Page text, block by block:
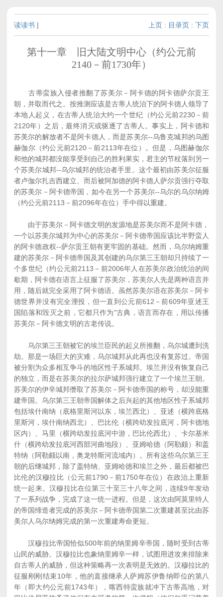
读读书 | 上页 : 目录页 : 下页
第十一章 旧大陆文明中心（约公元前
2140－前1730年）
古蒂蛮族入侵者推翻了苏美尔－阿卡德的阿卡德萨尔贡王
朝，并取而代之。按推测应该是古蒂人统治下的阿卡德人领导了
本地人起义，在古蒂人统治大约一个世纪（约公元前2230－前
2120年）之后，最终消灭或驱逐了古蒂人。事实上，阿卡德和
苏美尔的解放者不是阿卡德人，而是苏美尔--乌鲁克城邦的乌图
赫伽尔（约公元前2120－前2113年在位）。但是，乌图赫伽尔
和他的城邦都没能享受到自己的胜利果实，君主的节杖落到另一
个苏美尔城邦--乌尔城邦的统治者手里。这个最初由苏美尔征服
者卢伽尔扎吉西建立、而后被阿加德的阿卡德人萨尔贡强行夺取
的苏美尔－阿卡德帝国，如今在另一个苏美尔--乌尔的乌尔纳姆
（约公元前2113－前2096年在位）手中得以重建。
由于苏美尔－阿卡德文明的发源地是苏美尔而不是阿卡德，
一个以苏美尔城邦为中心的苏美尔－阿卡德帝国应该比半野蛮人
的阿卡德政权--萨尔贡王朝有更牢固的基础。然而，乌尔纳姆重
建的苏美尔－阿卡德帝国及其创建的乌尔第三王朝却只持续了一
个多世纪（约公元前2113－前2006年人在苏美尔政治统治的间
歇期，阿卡德在语言上征服了苏美尔，苏美尔人先是两种语言并
用，随后就完全采用了阿卡德语。虽然苏美尔语在苏美尔－阿卡
德世界并没有完全湮投，但一直到公元前612－前609年亚述王
国陷落和毁灭之前，它都只作为"古典，语言而存在，用以传播
苏美尔－阿卡德文明的古老传说。
乌尔第三王朝被它的埃兰臣民的起义所推翻，乌尔城遭到洗
劫。那是一场巨大的灾难，乌尔城邦从此再也没有复苏过。帝国
被分割为众多相互争斗的地区性子系城邦。埃兰并没有恢复自己
的独立，而是在苏美尔的拉尔萨城邦强行建立了一个埃兰王朝。
苏美尔的伊辛城邦僭取了苏美尔－阿卡德帝国的称号，却没能重
建帝国。乌尔第三王朝帝国解体之后兴起的其他地区性子系城邦
包括埃什南纳（底格里斯河以东，埃兰西北）、亚述（横跨底格
里斯河，埃什南纳西北）、巴比伦（横跨幼发拉底河，阿卡德地
区内）、马里（横跨幼发拉底河中游，巴比伦西北）、卡尔基米
什（横跨幼发拉底河西部河曲地段）、亚姆哈德（阿勒颇）和盖
特纳（阿勒颇以南，奥龙特斯河流域内）。所有这些乌尔第三王
朝的后继城邦，除了盖特纳、亚姆哈德和埃兰之外，最后都被巴
比伦的汉穆拉比（公元前1790－前1750年在位）在政治上重新
统一起来。汉穆拉比在位第三十至三十八年之间，连续9年发动
了一系列战争，完成了这一统一进程。但是，这次由阿莫里特人
的帝国缔造者完成的苏美尔－阿卡德帝国第二次重建甚至比由苏
美尔人乌尔纳姆完成的第一次重建寿命更短。
汉穆拉比帝国恰似500年前的纳里姆辛帝国，随时受到古蒂
山民的威胁。汉穆拉比也象纳里姆辛一样，试图用进攻来排除来
自古蒂人的威胁，但这种策略再一次表明是无效的。汉穆拉比的
征服刚刚结束10年，他的直接继承人萨姆苏伊鲁纳即位的第八
年（即大约公元前1743年），喀西特蛮族就冲下古蒂高地，对